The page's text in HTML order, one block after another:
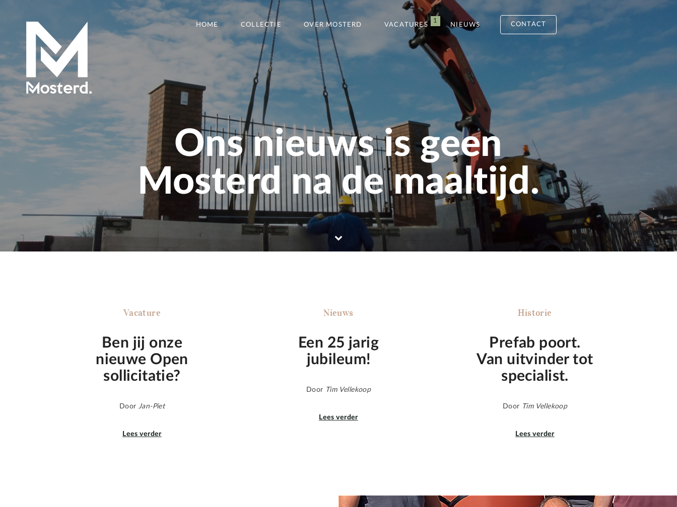
HOME COLLECTIE OVER MOSTERD VACATURES
1
NIEUWS CONTACT
Ons nieuws is geen
Mosterd na de maaltijd.
Vacature
Ben jij onze
nieuwe Open
sollicitatie?
Door Jan-Piet
Lees verder
Nieuws
Een 25 jarig
jubileum!
Door Tim Vellekoop
Lees verder
Historie
Prefab poort.
Van uitvinder tot
specialist.
Door Tim Vellekoop
Lees verder